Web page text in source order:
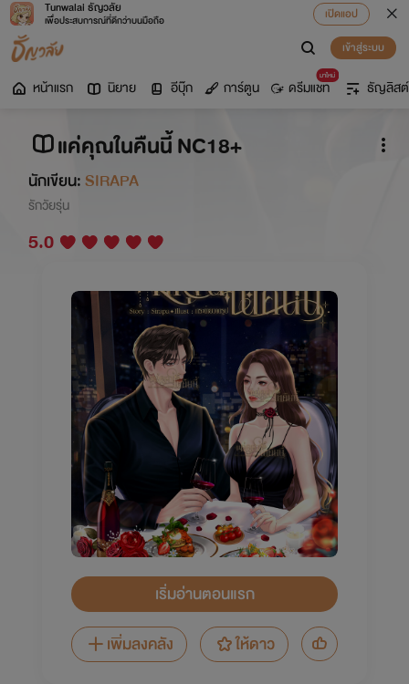
Tunwalai ธัญวลัย
เพื่อประสบการณ์ที่ดีกว่าบนมือถือ
เปิดแอป
เข้าสู่ระบบ
หน้าแรก นิยาย อีบุ๊ก การ์ตูน
มาใหม่
ดรีมแชท ธัญลิสต์
แค่คุณในคืนนี้ NC18+
นักเขียน:SIRAPA
รักวัยรุ่น
5.0
เริ่มอ่านตอนแรก
เพิ่มลงคลัง
ให้ดาว